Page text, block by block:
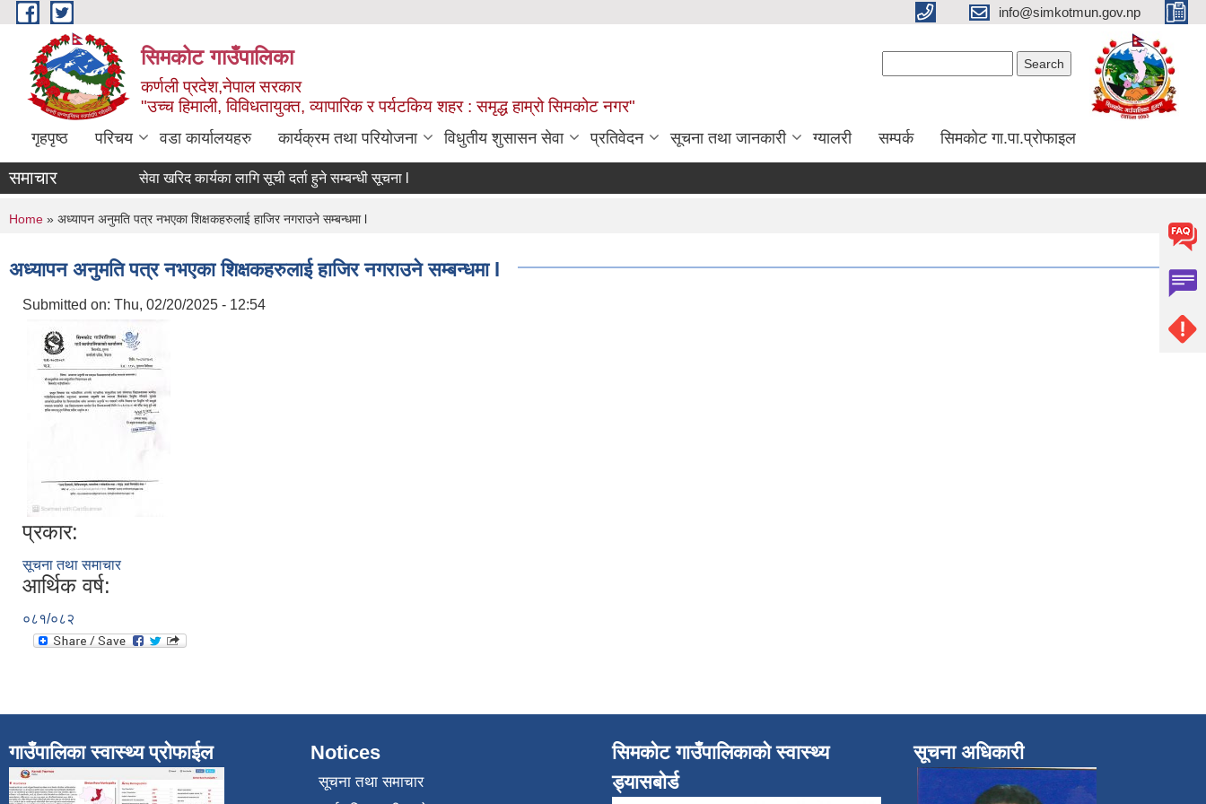
Skip to main content info@simkotmun.gov.np
सिमकोट गाउँपालिका
कर्णली प्रदेश,नेपाल सरकार
"उच्च हिमाली, विविधतायुक्त, व्यापारिक र पर्यटकिय शहर : समृद्ध हाम्रो सिमकोट नगर"
गृहपृष्ठ परिचय वडा कार्यालयहरु कार्यक्रम तथा परियोजना विधुतीय शुसासन सेवा प्रतिवेदन सूचना तथा जानकारी ग्यालरी सम्पर्क सिमकोट गा.पा.प्रोफाइल
समाचार सेवा खरिद कार्यका लागि सूची दर्ता हुने सम्बन्धी सूचना l
You are here
Home » अध्यापन अनुमति पत्र नभएका शिक्षकहरुलाई हाजिर नगराउने सम्बन्धमा l
अध्यापन अनुमति पत्र नभएका शिक्षकहरुलाई हाजिर नगराउने सम्बन्धमा l
Submitted on: Thu, 02/20/2025 - 12:54
प्रकार:
सूचना तथा समाचार
आर्थिक वर्ष:
०८१/०८२
गाउँपालिका स्वास्थ्य प्रोफाईल Notices
सूचना तथा समाचार
सिमकोट गाउँपालिकाको स्वास्थ्य
ड्यासबोर्ड
सूचना अधिकारी